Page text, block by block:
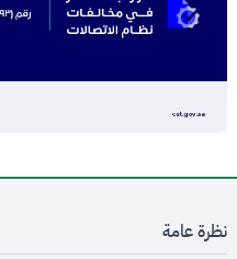
نظرة عامة